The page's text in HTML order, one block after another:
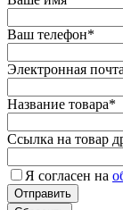
Ваш телефон*
Электронная почта
Название товара*
Ссылка на товар
Я согласен на